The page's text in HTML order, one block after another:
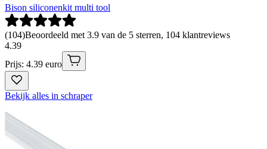
Bison siliconenkit multi tool
(104)Beoordeeld met 3.9 van de 5 sterren, 104 klantreviews
4.39
Prijs: 4.39 euro
Bekijk alles in schraper